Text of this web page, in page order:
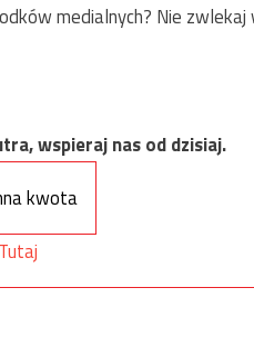
medialnych? Nie zwlekaj
wspieraj nas od dzisiaj.
kwota
Tutaj